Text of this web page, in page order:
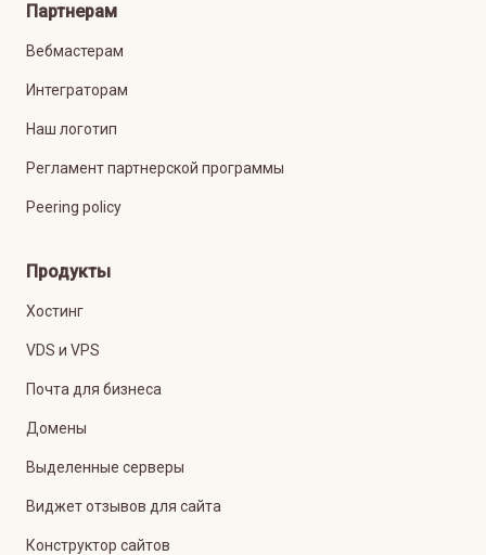
Партнерам
Вебмастерам
Интеграторам
Наш логотип
Регламент партнерской программы
Peering policy
Продукты
Хостинг
VDS и VPS
Почта для бизнеса
Домены
Выделенные серверы
Виджет отзывов для сайта
Конструктор сайтов